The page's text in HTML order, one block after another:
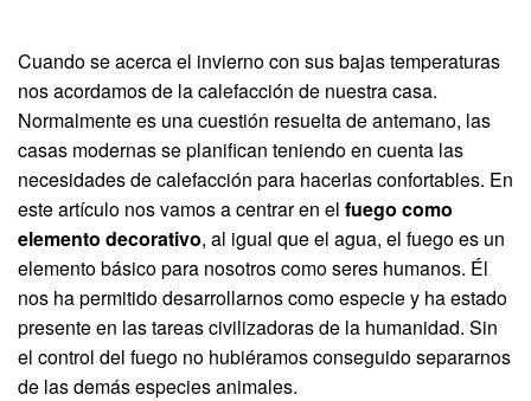
Cuando se acerca el invierno con sus bajas temperaturas
nos acordamos de la calefacción de nuestra casa.
Normalmente es una cuestión resuelta de antemano, las
casas modernas se planifican teniendo en cuenta las
necesidades de calefacción para hacerlas confortables. En
este artículo nos vamos a centrar en el fuego como
elemento decorativo, al igual que el agua, el fuego es un
elemento básico para nosotros como seres humanos. Él
nos ha permitido desarrollarnos como especie y ha estado
presente en las tareas civilizadoras de la humanidad. Sin
el control del fuego no hubiéramos conseguido separarnos
de las demás especies animales.